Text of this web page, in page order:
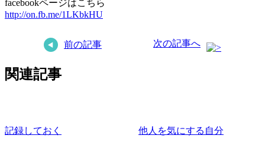
facebookページはこちら
http://on.fb.me/1LKbkHU
前の記事 次の記事へ
関連記事
記録しておく 他人を気にする自分